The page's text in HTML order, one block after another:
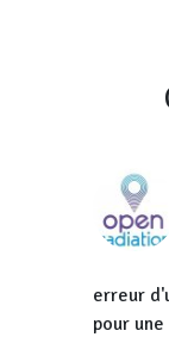
erreur
pour